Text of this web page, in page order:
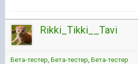
Rikki_Tikki__Tavi
Бета-тестер Бета-тестер Бета-тестер